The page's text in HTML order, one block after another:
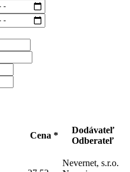
Cena *
Dodávateľ
Odberateľ
Nevernet, s.r.o.